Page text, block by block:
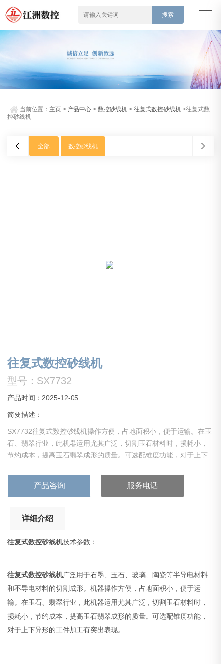
当前位置： 主页 > 产品中心 >数控砂线机 >往复式数控砂线机 >往复式数
控砂线机
全部 数控砂线机
往复式数控砂线机
型号：SX7732
产品时间：2025-12-05
简要描述：
SX7732往复式数控砂线机操作方便，占地面积小，便于运输。在玉
石、翡翠行业，此机器运用尤其广泛，切割玉石材料时，损耗小，
节约成本，提高玉石翡翠成形的质量。可选配锥度功能，对于上下
产品咨询 服务电话
详细介绍
往复式数控砂线机技术参数：
往复式数控砂线机广泛用于石墨、玉石、玻璃、陶瓷等半导电材料
和不导电材料的切割成形。机器操作方便，占地面积小，便于运
输。在玉石、翡翠行业，此机器运用尤其广泛，切割玉石材料时，
损耗小，节约成本，提高玉石翡翠成形的质量。可选配锥度功能，
对于上下异形的工件加工有突出表现。